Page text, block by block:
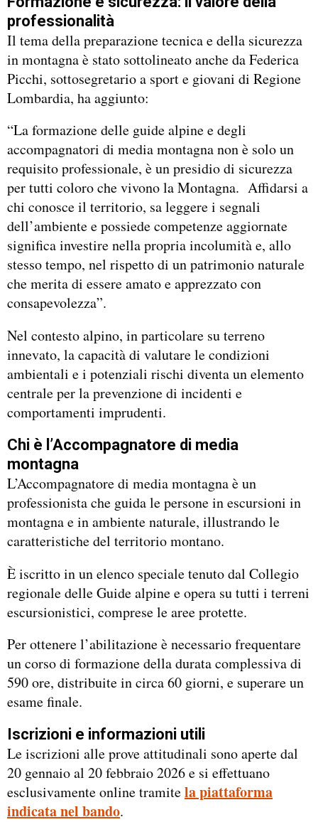
professionalità
Il tema della preparazione tecnica e della sicurezza
in montagna è stato sottolineato anche da Federica
Picchi, sottosegretario a sport e giovani di Regione
Lombardia, ha aggiunto:
“La formazione delle guide alpine e degli
accompagnatori di media montagna non è solo un
requisito professionale, è un presidio di sicurezza
per tutti coloro che vivono la Montagna. Affidarsi a
chi conosce il territorio, sa leggere i segnali
dell’ambiente e possiede competenze aggiornate
significa investire nella propria incolumità e, allo
stesso tempo, nel rispetto di un patrimonio naturale
che merita di essere amato e apprezzato con
consapevolezza”.
Nel contesto alpino, in particolare su terreno
innevato, la capacità di valutare le condizioni
ambientali e i potenziali rischi diventa un elemento
centrale per la prevenzione di incidenti e
comportamenti imprudenti.
Chi è l’Accompagnatore di media
montagna
L’Accompagnatore di media montagna è un
professionista che guida le persone in escursioni in
montagna e in ambiente naturale, illustrando le
caratteristiche del territorio montano.
È iscritto in un elenco speciale tenuto dal Collegio
regionale delle Guide alpine e opera su tutti i terreni
escursionistici, comprese le aree protette.
Per ottenere l’abilitazione è necessario frequentare
un corso di formazione della durata complessiva di
590 ore, distribuite in circa 60 giorni, e superare un
esame finale.
Iscrizioni e informazioni utili
Le iscrizioni alle prove attitudinali sono aperte dal
20 gennaio al 20 febbraio 2026 e si effettuano
esclusivamente online tramitela piattaforma
indicata nel bando.